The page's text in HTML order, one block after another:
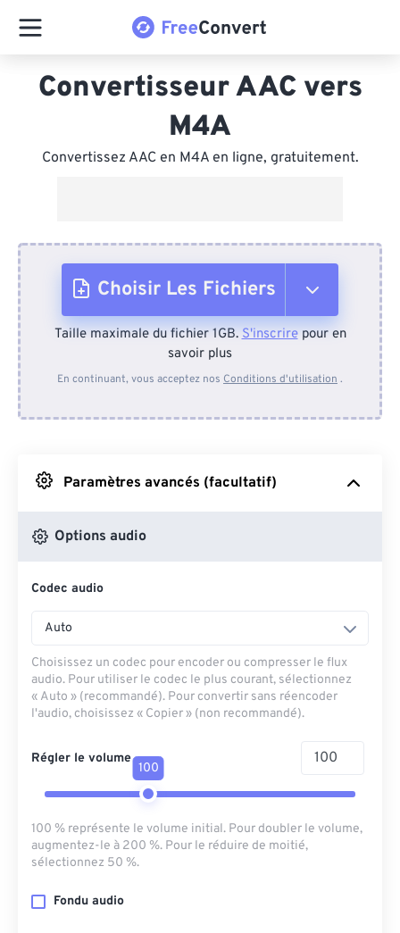
Convertisseur AAC vers
M4A
Convertissez AAC en M4A en ligne, gratuitement.
Choisir Les Fichiers
Depuis l'appareil
Depuis Google Drive
Depuis OneDrive
Taille maximale du fichier 1GB.S'inscrirepour en
savoir plus
En continuant, vous acceptez nos Conditions d'utilisation .
Paramètres avancés (facultatif)
Options audio
Codec audio
Auto
Choisissez un codec pour encoder ou compresser le flux
audio. Pour utiliser le codec le plus courant, sélectionnez
« Auto » (recommandé). Pour convertir sans réencoder
l'audio, choisissez « Copier » (non recommandé).
Régler le volume
100
100 % représente le volume initial. Pour doubler le volume,
augmentez-le à 200 %. Pour le réduire de moitié,
sélectionnez 50 %.
Fondu audio